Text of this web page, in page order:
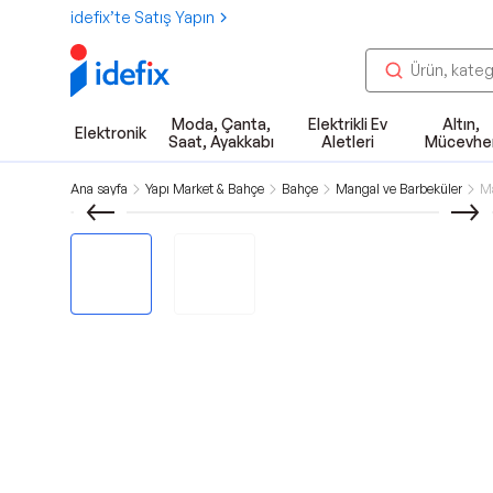
idefix’te Satış Yapın
Elektronik
Moda, Çanta,
Saat, Ayakkabı
Elektrikli Ev
Aletleri
Altın,
Ana sayfa Yapı Market & Bahçe Bahçe Mangal ve Barbeküler